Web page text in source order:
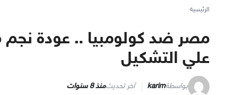
الرئيسية
مصر ضد كولومبيا .. عودة
علي التشكيل
بواسطةkarim آخر تحديثمنذ 8 سنوات